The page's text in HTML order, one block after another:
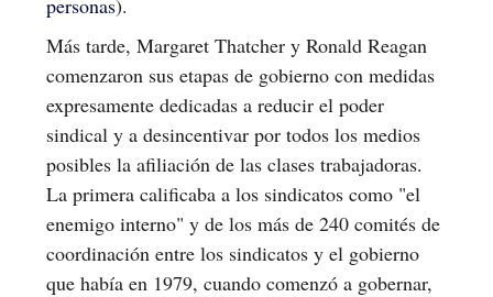
Más tarde, Margaret Thatcher y Ronald Reagan
comenzaron sus etapas de gobierno con medidas
expresamente dedicadas a reducir el poder
sindical y a desincentivar por todos los medios
posibles la afiliación de las clases trabajadoras.
La primera calificaba a los sindicatos como "el
enemigo interno" y de los más de 240 comités de
coordinación entre los sindicatos y el gobierno
que había en 1979, cuando comenzó a gobernar,